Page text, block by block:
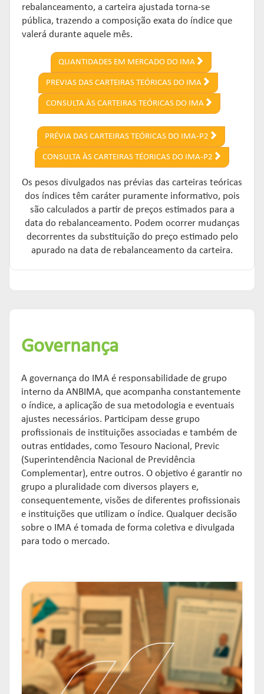
rebalanceamento, a carteira ajustada torna-se
pública, trazendo a composição exata do índice que
valerá durante aquele mês.
QUANTIDADES EM MERCADO DO IMA
PREVIAS DAS CARTEIRAS TEÓRICAS DO IMA
CONSULTA ÀS CARTEIRAS TEÓRICAS DO IMA
PRÉVIA DAS CARTEIRAS TEÓRICAS DO IMA-P2
CONSULTA ÀS CARTEIRAS TÉORICAS DO IMA-P2
Os pesos divulgados nas prévias das carteiras teóricas
dos índices têm caráter puramente informativo, pois
são calculados a partir de preços estimados para a
data do rebalanceamento. Podem ocorrer mudanças
decorrentes da substituição do preço estimado pelo
apurado na data de rebalanceamento da carteira.
Governança
A governança do IMA é responsabilidade de grupo
interno da ANBIMA, que acompanha constantemente
o índice, a aplicação de sua metodologia e eventuais
ajustes necessários. Participam desse grupo
profissionais de instituições associadas e também de
outras entidades, como Tesouro Nacional, Previc
(Superintendência Nacional de Previdência
Complementar), entre outros. O objetivo é garantir no
grupo a pluralidade com diversos players e,
consequentemente, visões de diferentes profissionais
e instituições que utilizam o índice. Qualquer decisão
sobre o IMA é tomada de forma coletiva e divulgada
para todo o mercado.